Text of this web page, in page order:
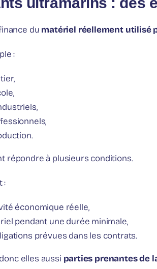
du matériel réellement utilisé
:
répondre à plusieurs conditions.
:
économique réelle,
pendant une durée minimale,
prévues dans les contrats.
elles aussi parties prenantes de